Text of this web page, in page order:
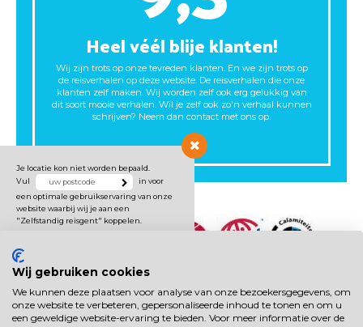
Heel véél blije klanten!
Wij zijn trots op onze tevreden klanten. En we zijn trots op
de reisverhalen op deze website. De reisverhalen die onze
klanten zelf maken. Wij worden zelf ook erg gelukkig van
dit soort mooie verhalen. Wil je zelf ook zo'n verhaal kunnen
schrijven? Neem dan contact met ons op.
Je locatie kon niet worden bepaald.
Vul
in voor
een optimale gebruikservaring van onze
website waarbij wij je aan een
"Zelfstandig reisgent" koppelen.
Wij gebruiken cookies
We kunnen deze plaatsen voor analyse van onze bezoekersgegevens, om
onze website te verbeteren, gepersonaliseerde inhoud te tonen en om u
een geweldige website-ervaring te bieden. Voor meer informatie over de